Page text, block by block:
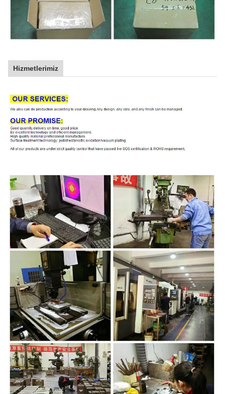
Hizmetlerimiz